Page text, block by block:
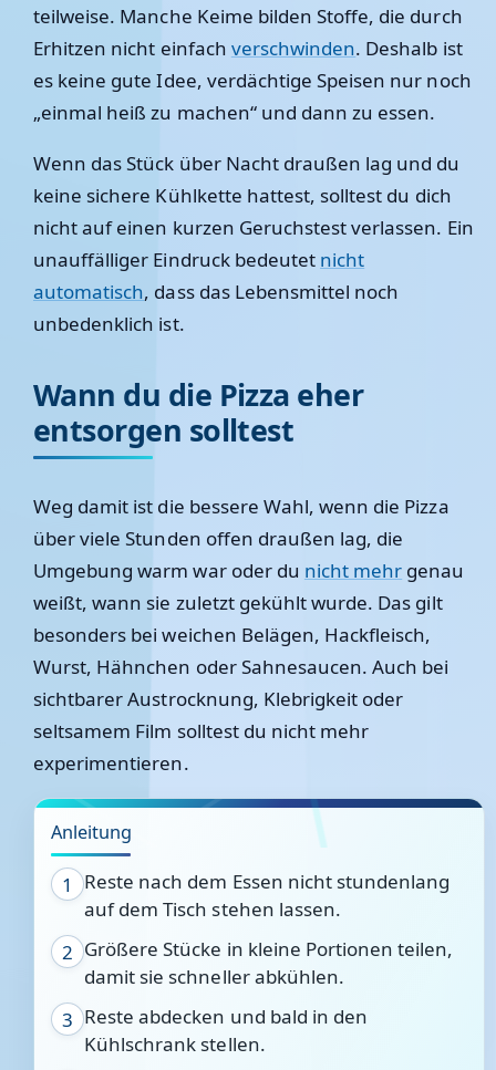
teilweise. Manche Keime bilden Stoffe, die durch
Erhitzen nicht einfach verschwinden. Deshalb ist
es keine gute Idee, verdächtige Speisen nur noch
„einmal heiß zu machen“ und dann zu essen.
Wenn das Stück über Nacht draußen lag und du
keine sichere Kühlkette hattest, solltest du dich
nicht auf einen kurzen Geruchstest verlassen. Ein
unauffälliger Eindruck bedeutet nicht
automatisch, dass das Lebensmittel noch
unbedenklich ist.
Wann du die Pizza eher
entsorgen solltest
Weg damit ist die bessere Wahl, wenn die Pizza
über viele Stunden offen draußen lag, die
Umgebung warm war oder du nicht mehr genau
weißt, wann sie zuletzt gekühlt wurde. Das gilt
besonders bei weichen Belägen, Hackfleisch,
Wurst, Hähnchen oder Sahnesaucen. Auch bei
sichtbarer Austrocknung, Klebrigkeit oder
seltsamem Film solltest du nicht mehr
experimentieren.
Anleitung
1
Reste nach dem Essen nicht stundenlang
auf dem Tisch stehen lassen.
2 Größere Stücke in kleine Portionen teilen,
damit sie schneller abkühlen.
3 Reste abdecken und bald in den
Kühlschrank stellen.